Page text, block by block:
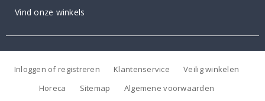
Vind onze winkels
Inloggen of registreren Klantenservice
Veilig winkelen
Horeca
Sitemap
Algemene voorwaarden